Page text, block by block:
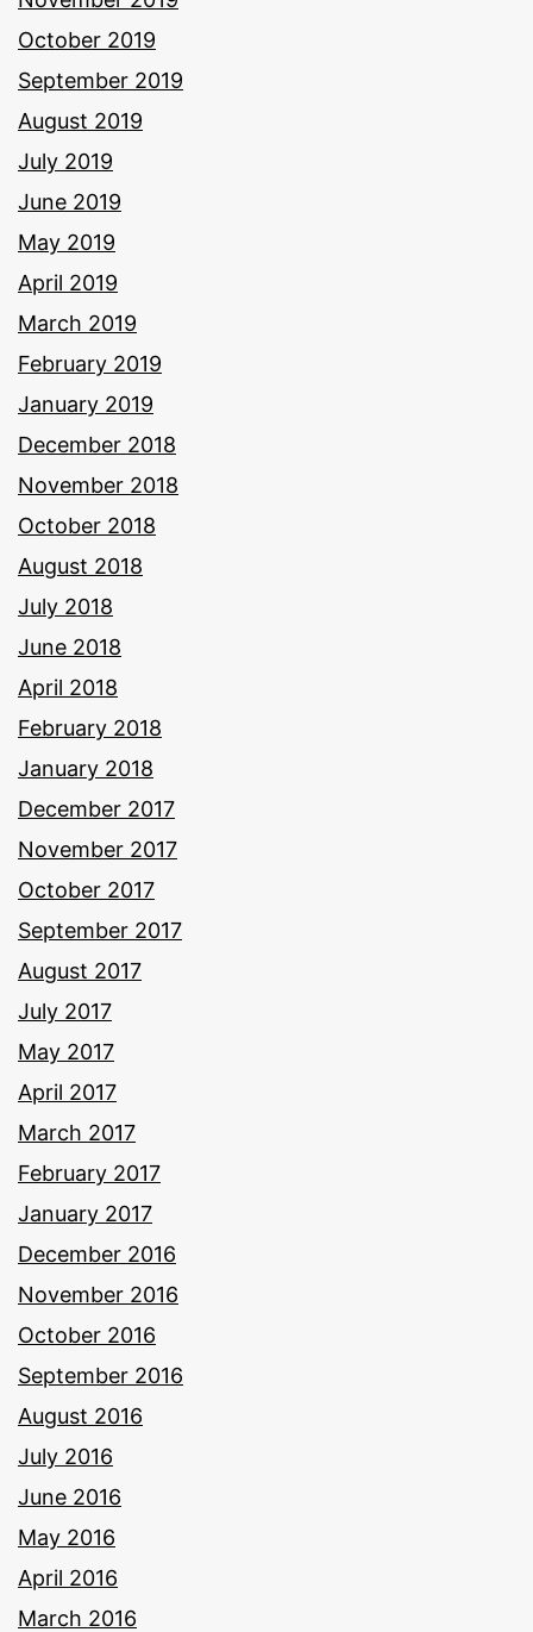
October 2019
September 2019
August 2019
July 2019
June 2019
May 2019
April 2019
March 2019
February 2019
January 2019
December 2018
November 2018
October 2018
August 2018
July 2018
June 2018
April 2018
February 2018
January 2018
December 2017
November 2017
October 2017
September 2017
August 2017
July 2017
May 2017
April 2017
March 2017
February 2017
January 2017
December 2016
November 2016
October 2016
September 2016
August 2016
July 2016
June 2016
May 2016
April 2016
March 2016